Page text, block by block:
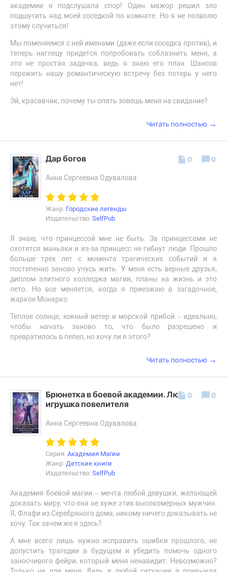
академии я подслушала спор! Один мажор решил зло
подшутить над моей соседкой по комнате. Но я не позволю
этому случиться!
Мы поменяемся с ней именами (даже если соседка против), и
теперь наглецу придется попробовать соблазнить меня, а
это не простая задачка, ведь я знаю его план. Шансов
пережить нашу романтическую встречу без потерь у него
нет!
Эй, красавчик, почему ты опять зовешь меня на свидание?
Читать полностью →
Дар богов
Анна Сергеевна Одувалова
Жанр: Городские легенды
Издательство: SelfPub
Я знаю, что принцессой мне не быть. За принцессами не
охотятся маньяки и из-за принцесс не гибнут люди. Прошло
больше трех лет с момента трагических событий и я
постепенно заново учусь жить. У меня есть верные друзья,
диплом элитного колледжа магии, планы на жизнь и это
лето. Но все меняется, когда я приезжаю в загадочное,
жаркое Монарко.
Теплое солнце, южный ветер и морской прибой – идеально,
чтобы начать заново то, что было разрешено и
превратилось в пепел, но хочу ли я этого?
0 0
Читать полностью →
Брюнетка в боевой академии. Любимая
игрушка повелителя
Анна Сергеевна Одувалова
Серия: Академия Магии
Жанр: Детские книги
Издательство: SelfPub
Академия боевой магии – мечта любой девушки, желающей
доказать миру, что она не хуже этих высокомерных мужчин.
Я, Флафи из Серебряного дома, никому ничего доказывать не
хочу. Так зачем же я здесь?
А мне всего лишь нужно исправить ошибки прошлого, не
допустить трагедии в будущем и убедить помочь одного
заносчивого фейри, который меня ненавидит. Невозможно?
0 0